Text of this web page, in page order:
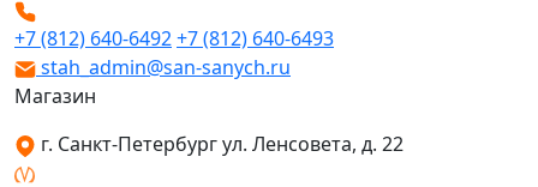
+7 (812) 640-6492+7 (812) 640-6493
stah_admin@san-sanych.ru
Магазин
г. Санкт-Петербург ул. Ленсовета, д. 22